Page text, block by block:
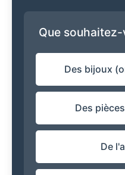
Que
Des bijoux
Des
De